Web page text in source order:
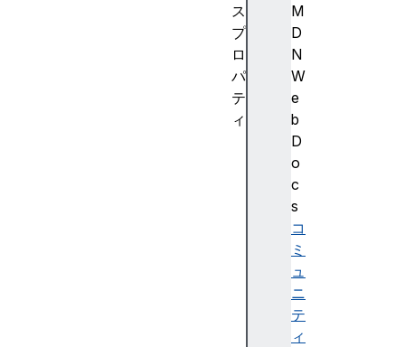
M
D
N
W
e
b
D
o
c
s
コ
ミ
ュ
ニ
テ
ィ
ス
プ
ロ
パ
テ
ィ